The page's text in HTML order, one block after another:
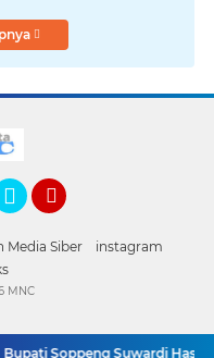
Media Siber
instagram
Soppeng Suwardi Haseng
MNC